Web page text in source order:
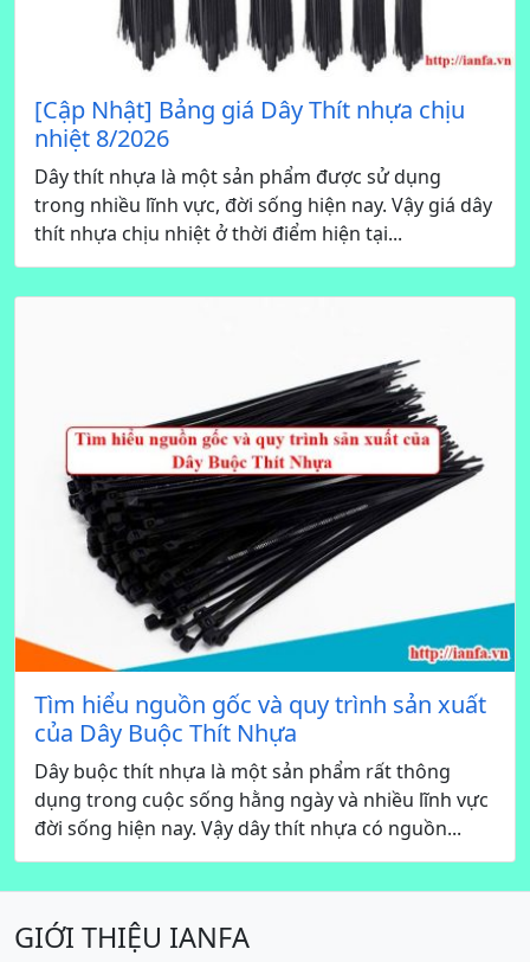
[Cập Nhật] Bảng giá Dây Thít nhựa chịu
nhiệt 8/2026
Dây thít nhựa là một sản phẩm được sử dụng
trong nhiều lĩnh vực, đời sống hiện nay. Vậy giá dây
thít nhựa chịu nhiệt ở thời điểm hiện tại...
Tìm hiểu nguồn gốc và quy trình sản xuất
của Dây Buộc Thít Nhựa
Dây buộc thít nhựa là một sản phẩm rất thông
dụng trong cuộc sống hằng ngày và nhiều lĩnh vực
đời sống hiện nay. Vậy dây thít nhựa có nguồn...
GIỚI THIỆU IANFA